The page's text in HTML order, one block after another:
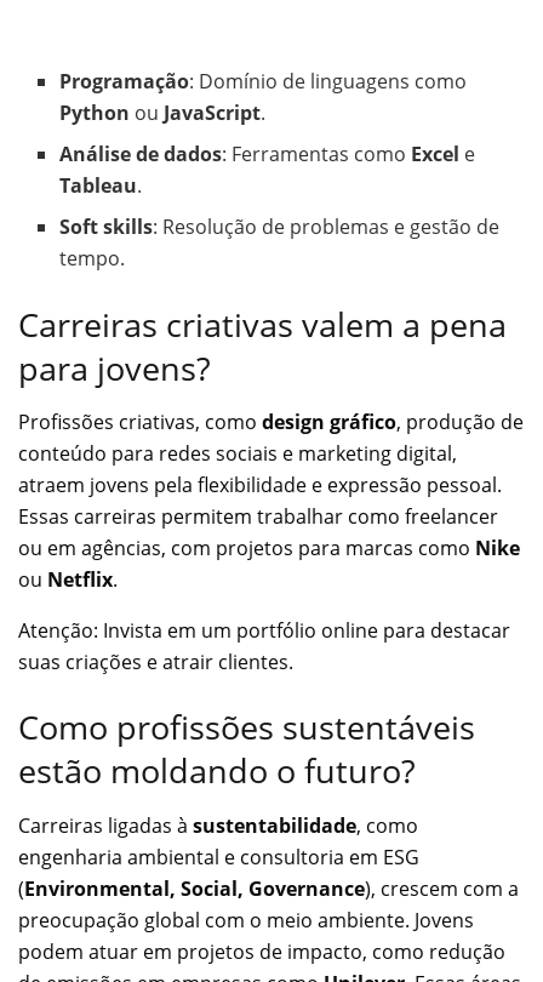
Programação: Domínio de linguagens como
Python ou JavaScript.
Análise de dados: Ferramentas como Excel e
Tableau.
Soft skills: Resolução de problemas e gestão de
tempo.
Carreiras criativas valem a pena
para jovens?
Profissões criativas, como design gráfico, produção de
conteúdo para redes sociais e marketing digital,
atraem jovens pela flexibilidade e expressão pessoal.
Essas carreiras permitem trabalhar como freelancer
ou em agências, com projetos para marcas como Nike
ou Netflix.
Atenção: Invista em um portfólio online para destacar
suas criações e atrair clientes.
Como profissões sustentáveis
estão moldando o futuro?
Carreiras ligadas à sustentabilidade, como
engenharia ambiental e consultoria em ESG
(Environmental, Social, Governance), crescem com a
preocupação global com o meio ambiente. Jovens
podem atuar em projetos de impacto, como redução